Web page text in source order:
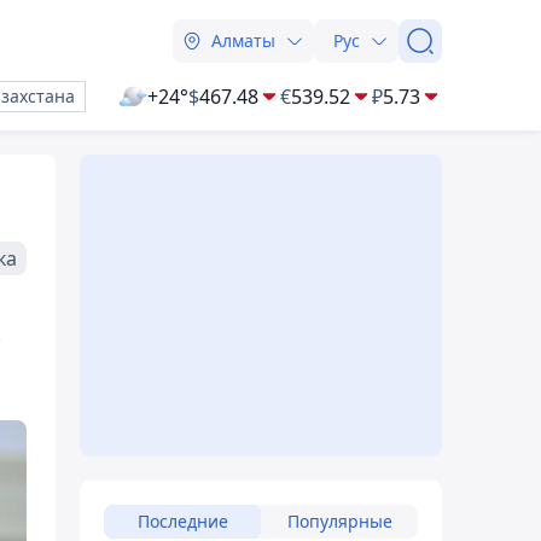
Алматы Рус
+24°$467.48 €539.52 ₽5.73
Последние Популярные